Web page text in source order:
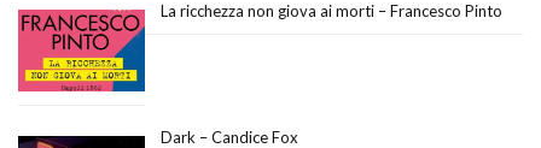
La ricchezza non giova ai morti – Francesco Pinto
Dark – Candice Fox